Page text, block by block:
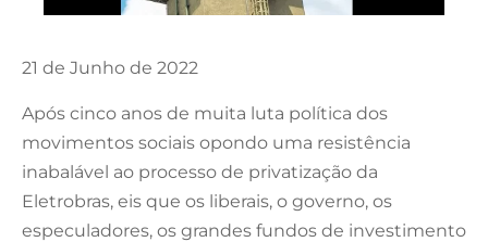
21 de Junho de 2022
Após cinco anos de muita luta política dos
movimentos sociais opondo uma resistência
inabalável ao processo de privatização da
Eletrobras, eis que os liberais, o governo, os
especuladores, os grandes fundos de investimento